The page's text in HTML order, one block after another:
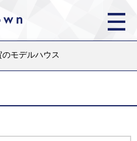
のモデルハウス